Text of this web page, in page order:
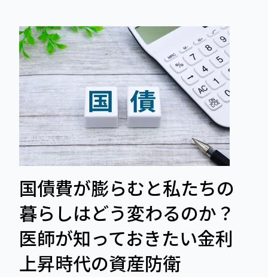
国債費が膨らむと私たちの
暮らしはどう変わるのか？
医師が知っておきたい金利
上昇時代の資産防衛